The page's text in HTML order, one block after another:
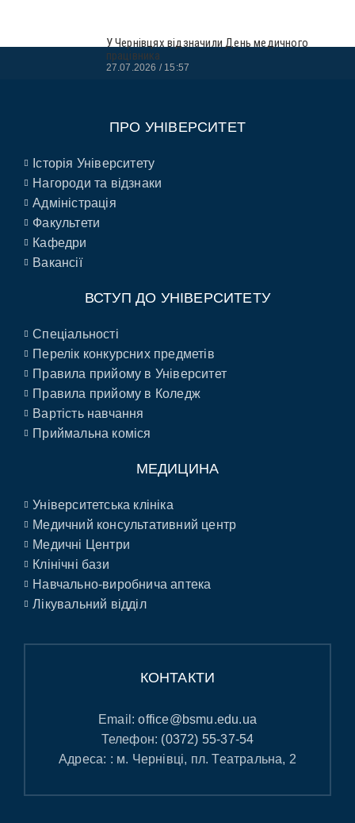
У Чернівцях відзначили День медичного
працівника
27.07.2026 15:57
ПРО УНІВЕРСИТЕТ
Історія Університету
Нагороди та відзнаки
Адміністрація
Факультети
Кафедри
Вакансії
ВСТУП ДО УНІВЕРСИТЕТУ
Спеціальності
Перелік конкурсних предметів
Правила прийому в Університет
Правила прийому в Коледж
Вартість навчання
Приймальна коміся
МЕДИЦИНА
Університетська клініка
Медичний консультативний центр
Медичні Центри
Клінічні бази
Навчально-виробнича аптека
Лікувальний відділ
КОНТАКТИ
Email:office@bsmu.edu.ua
Телефон: (0372) 55-37-54
Адреса: : м. Чернівці, пл. Театральна, 2